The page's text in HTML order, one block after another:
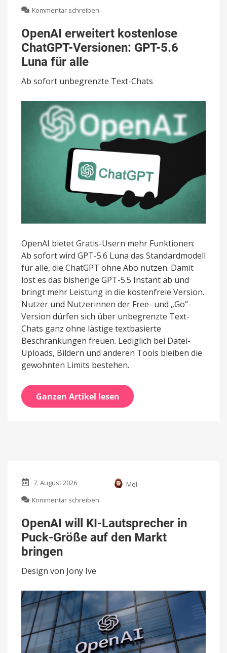
Kommentar schreiben
erweitert
kostenlose
ChatGPT-
5.6
Luna
OpenAI erweitert kostenlose
ChatGPT-Versionen: GPT-5.6
Luna für alle
Ab sofort unbegrenzte Text-Chats
OpenAI bietet Gratis-Usern mehr Funktionen:
Ab sofort wird GPT-5.6 Luna das Standardmodell
für alle, die ChatGPT ohne Abo nutzen. Damit
löst es das bisherige GPT-5.5 Instant ab und
bringt mehr Leistung in die kostenfreie Version.
Nutzer und Nutzerinnen der Free- und „Go“-
Version dürfen sich über unbegrenzte Text-
Chats ganz ohne lästige textbasierte
Beschränkungen freuen. Lediglich bei Datei-
Uploads, Bildern und anderen Tools bleiben die
gewohnten Limits bestehen.
Ganzen Artikel lesen
7. August 2026
Mel
Kommentar schreiben
will
KI-
Lautsprecher
bringen
OpenAI will KI-Lautsprecher in
Puck-Größe auf den Markt
bringen
Design von Jony Ive